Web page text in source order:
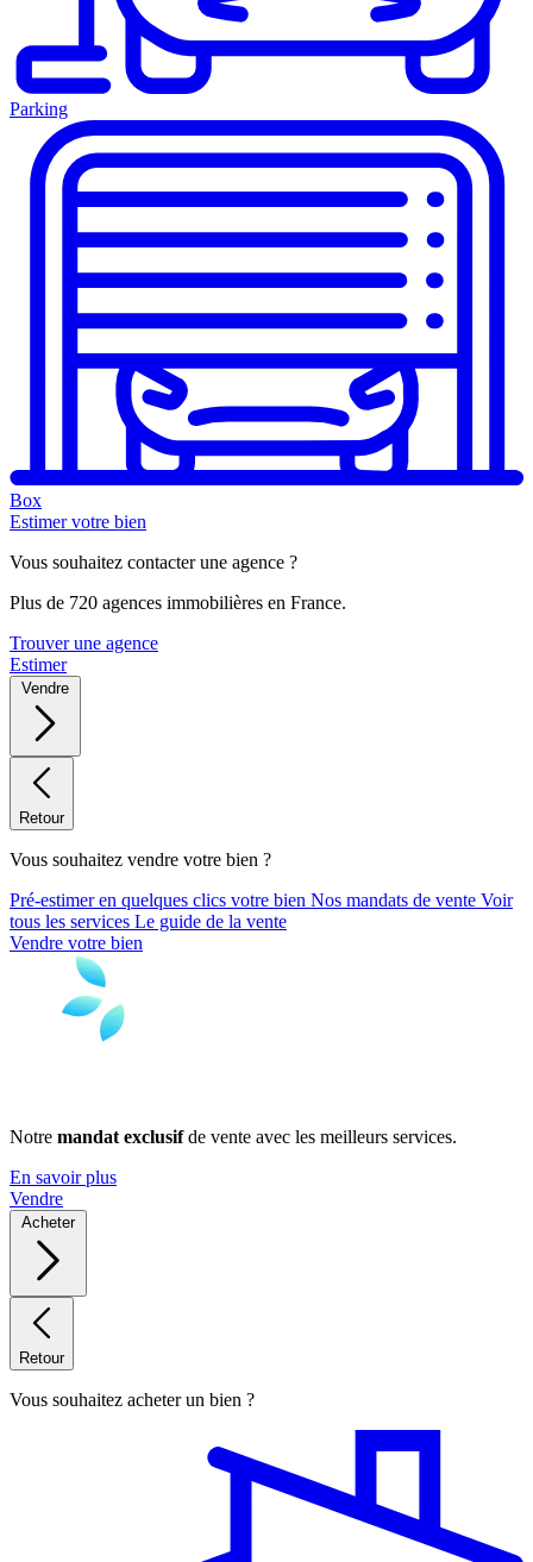
Parking
Box
Estimer votre bien
Vous souhaitez contacter une agence ?
Plus de 720 agences immobilières en France.
Trouver une agence
Estimer
Vendre
Retour
Vous souhaitez vendre votre bien ?
Pré-estimer en quelques clics votre bien Nos mandats de vente Voir
tous les services Le guide de la vente
Vendre votre bien
Notre mandat exclusifde vente avec les meilleurs services.
En savoir plus
Vendre
Acheter
Retour
Vous souhaitez acheter un bien ?